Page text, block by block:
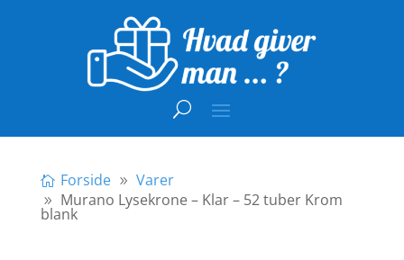
Forside
Varer
Murano Lysekrone – Klar – 52 tuber Krom
blank